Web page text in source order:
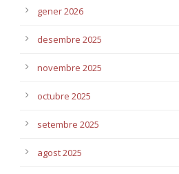
gener 2026
desembre 2025
novembre 2025
octubre 2025
setembre 2025
agost 2025